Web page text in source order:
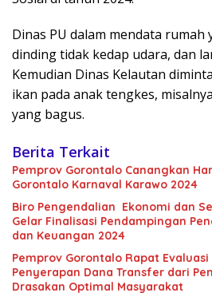
Dinas PU dalam mendata rumah
dinding tidak kedap udara, dan
Kemudian Dinas Kelautan
ikan pada anak tengkes,
yang bagus.
Berita Terkait
Pemprov Gorontalo Canangkan
Gorontalo Karnaval Karawo 2024
Biro Pengendalian Ekonomi dan
Gelar Finalisasi Pendampingan
dan Keuangan 2024
Pemprov Gorontalo Rapat
Penyerapan Dana Transfer dari
Drasakan Optimal Masyarakat